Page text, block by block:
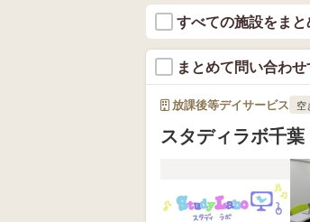
すべての施設をま
まとめて問い合わせ
放課後等デイサービス 空
スタディラボ千葉